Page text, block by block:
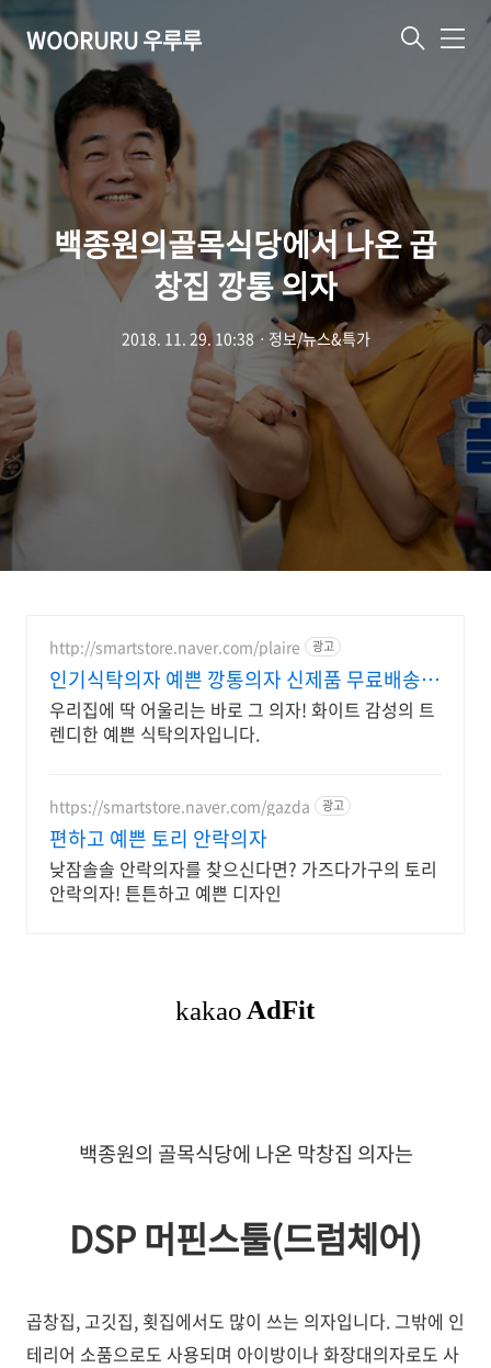
WOORURU 우루루 메
백종원의골목식당에서 나온 곱
창집 깡통 의자
2018. 11. 29. 10:38 ㆍ 정보/뉴스&특가
http://smartstore.naver.com/plaire 광고
인기식탁의자 예쁜 깡통의자 신제품 무료배송
이벤트!
우리집에 딱 어울리는 바로 그 의자! 화이트 감성의 트
렌디한 예쁜 식탁의자입니다.
https://smartstore.naver.com/gazda 광고
편하고 예쁜 토리 안락의자
낮잠솔솔 안락의자를 찾으신다면? 가즈다가구의 토리
안락의자! 튼튼하고 예쁜 디자인
백종원의 골목식당에 나온 막창집 의자는
DSP 머핀스툴(드럼체어)
곱창집, 고깃집, 횟집에서도 많이 쓰는 의자입니다. 그밖에 인
테리어 소품으로도 사용되며 아이방이나 화장대의자로도 사